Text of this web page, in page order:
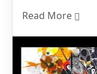
Read More